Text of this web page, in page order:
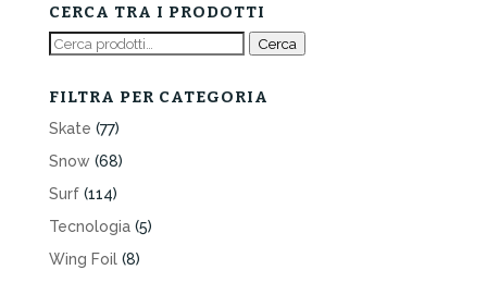
CERCA TRA I PRODOTTI
Cerca: Cerca
FILTRA PER CATEGORIA
Skate (77)
Snow (68)
Surf (114)
Tecnologia (5)
Wing Foil (8)